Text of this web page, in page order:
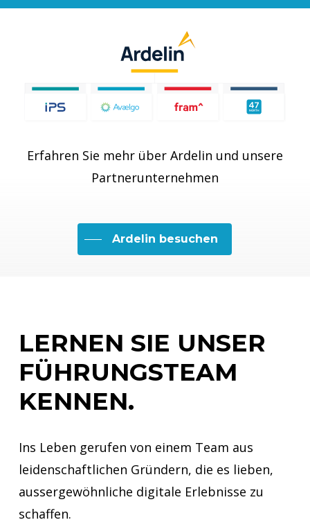
Erfahren Sie mehr über Ardelin und unsere
Partnerunternehmen
Ardelin besuchen
LERNEN SIE UNSER
FÜHRUNGSTEAM
KENNEN.
Ins Leben gerufen von einem Team aus
leidenschaftlichen Gründern, die es lieben,
aussergewöhnliche digitale Erlebnisse zu
schaffen.